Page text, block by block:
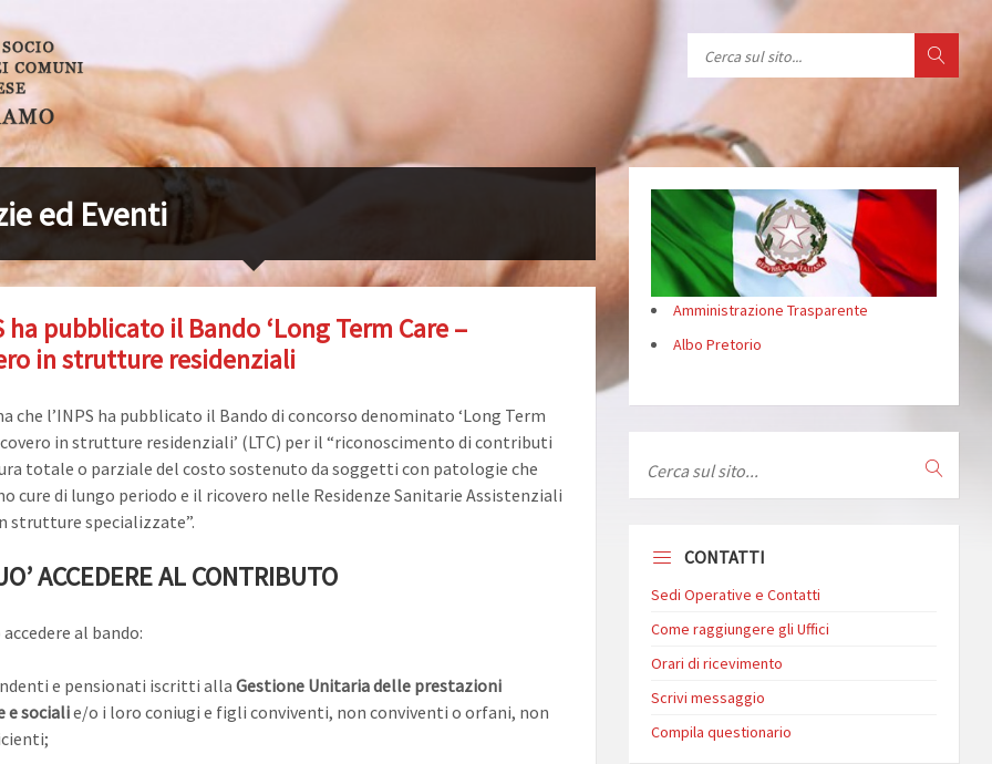
ed Eventi
ha pubblicato il Bando ‘Long Term Care –
in strutture residenziali
che l’INPS ha pubblicato il Bando di concorso denominato ‘Long Term
in strutture residenziali’ (LTC) per il “riconoscimento di contributi
totale o parziale del costo sostenuto da soggetti con patologie che
cure di lungo periodo e il ricovero nelle Residenze Sanitarie Assistenziali
strutture specializzate”.
ACCEDERE AL CONTRIBUTO
al bando:
e pensionati iscritti allaGestione Unitaria delle prestazioni
e socialie/o i loro coniugi e figli conviventi, non conviventi o orfani, non
Amministrazione Trasparente
Albo Pretorio
CONTATTI
Sedi Operative e Contatti
Come raggiungere gli Uffici
Orari di ricevimento
Scrivi messaggio
Compila questionario